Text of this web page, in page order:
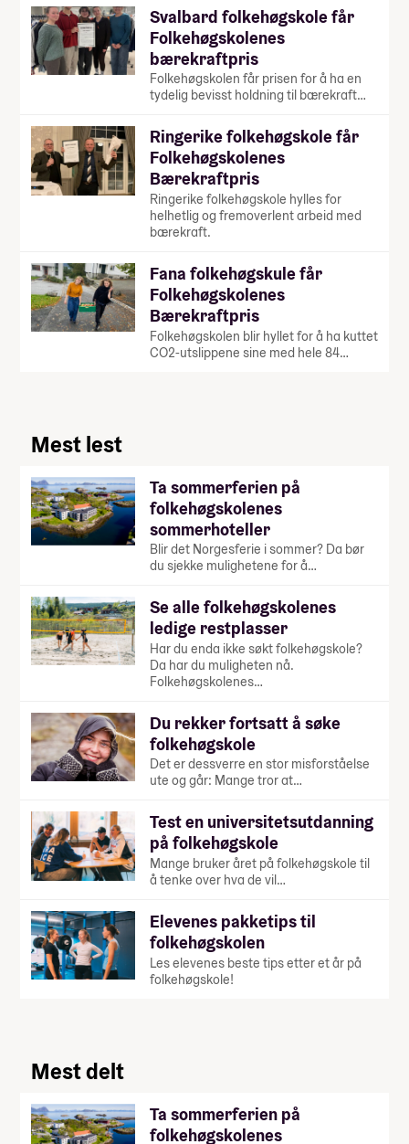
Svalbard folkehøgskole får
Folkehøgskolenes
bærekraftpris
Folkehøgskolen får prisen for å ha en
tydelig bevisst holdning til bærekraft…
Ringerike folkehøgskole får
Folkehøgskolenes
Bærekraftpris
Ringerike folkehøgskole hylles for
helhetlig og fremoverlent arbeid med
bærekraft.
Fana folkehøgskule får
Folkehøgskolenes
Bærekraftpris
Folkehøgskolen blir hyllet for å ha kuttet
CO2-utslippene sine med hele 84…
Mest lest
Ta sommerferien på
folkehøgskolenes
sommerhoteller
Blir det Norgesferie i sommer? Da bør
du sjekke mulighetene for å…
Se alle folkehøgskolenes
ledige restplasser
Har du enda ikke søkt folkehøgskole?
Da har du muligheten nå.
Folkehøgskolenes…
Du rekker fortsatt å søke
folkehøgskole
Det er dessverre en stor misforståelse
ute og går: Mange tror at…
Test en universitetsutdanning
på folkehøgskole
Mange bruker året på folkehøgskole til
å tenke over hva de vil…
Elevenes pakketips til
folkehøgskolen
Les elevenes beste tips etter et år på
folkehøgskole!
Mest delt
Ta sommerferien på
folkehøgskolenes